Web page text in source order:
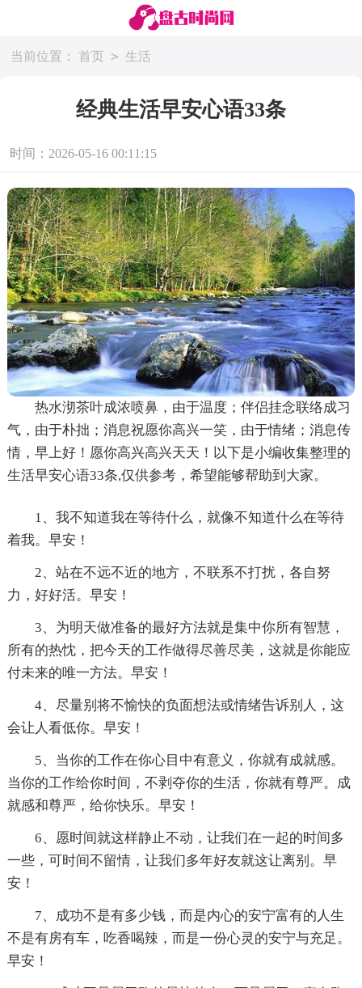
当前位置： 首页 > 生活
经典生活早安心语33条
时间：2026-05-16 00:11:15
热水沏茶叶成浓喷鼻，由于温度；伴侣挂念联络成习
气，由于朴拙；消息祝愿你高兴一笑，由于情绪；消息传
情，早上好！愿你高兴高兴天天！以下是小编收集整理的
生活早安心语33条,仅供参考，希望能够帮助到大家。
1、我不知道我在等待什么，就像不知道什么在等待
着我。早安！
2、站在不远不近的地方，不联系不打扰，各自努
力，好好活。早安！
3、为明天做准备的最好方法就是集中你所有智慧，
所有的热忱，把今天的工作做得尽善尽美，这就是你能应
付未来的唯一方法。早安！
4、尽量别将不愉快的负面想法或情绪告诉别人，这
会让人看低你。早安！
5、当你的工作在你心目中有意义，你就有成就感。
当你的工作给你时间，不剥夺你的生活，你就有尊严。成
就感和尊严，给你快乐。早安！
6、愿时间就这样静止不动，让我们在一起的时间多
一些，可时间不留情，让我们多年好友就这让离别。早
安！
7、成功不是有多少钱，而是内心的安宁富有的人生
不是有房有车，吃香喝辣，而是一份心灵的安宁与充足。
早安！